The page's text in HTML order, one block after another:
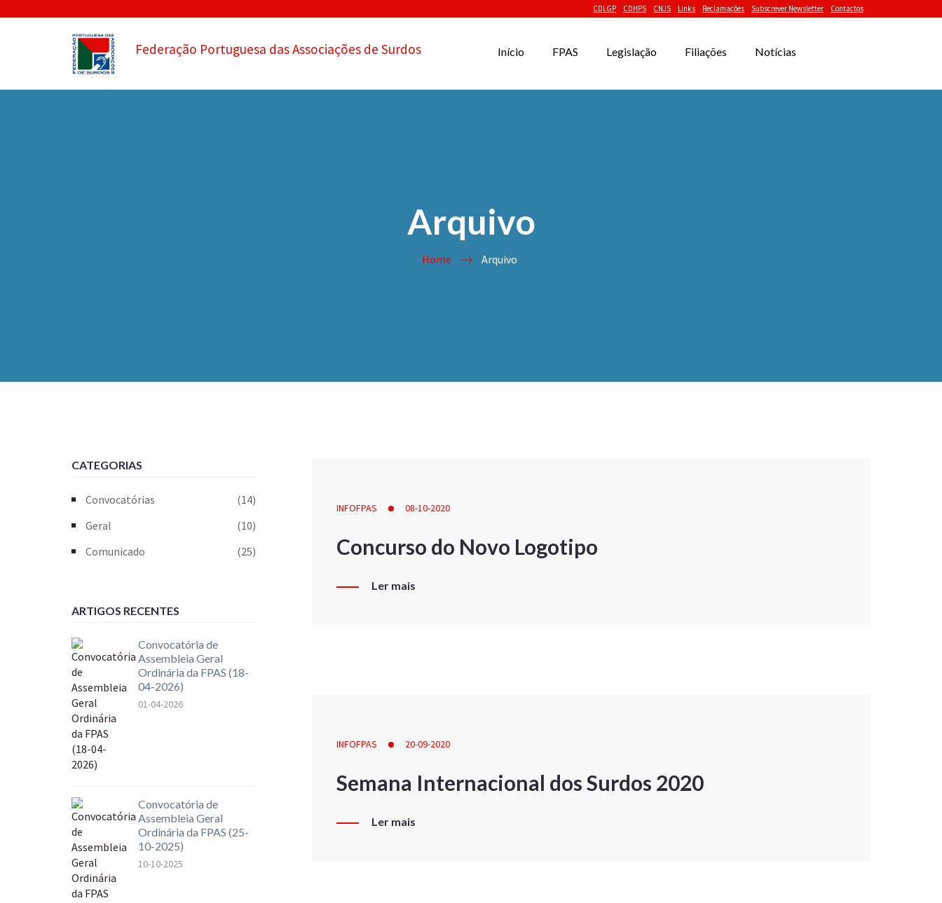
CDLGP CDHPS CNJS Links Reclamações Subscrever Newsletter Contactos
Federação Portuguesa das Associações de Surdos Início FPAS Legislação Filiações Notícias
Arquivo
Home Arquivo
INFOFPAS 08-10-2020
Concurso do Novo Logotipo
Ler mais
INFOFPAS 20-09-2020
Semana Internacional dos Surdos 2020
Ler mais
CATEGORIAS
Convocatórias
(14)
Geral
(10)
Comunicado
(25)
ARTIGOS RECENTES
Convocatória de
Assembleia Geral
Ordinária da FPAS (18-
04-2026)
01-04-2026
Convocatória de
Assembleia Geral
Ordinária da FPAS (25-
10-2025)
10-10-2025